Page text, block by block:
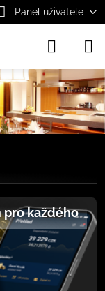
Panel uživatele
pro každého